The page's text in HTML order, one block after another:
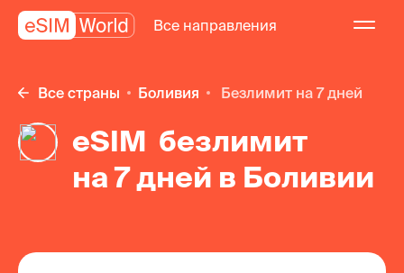
Все направления
Все страны Боливия безлимит на 7 дней
eSIM безлимит
на 7 дней в Боливии